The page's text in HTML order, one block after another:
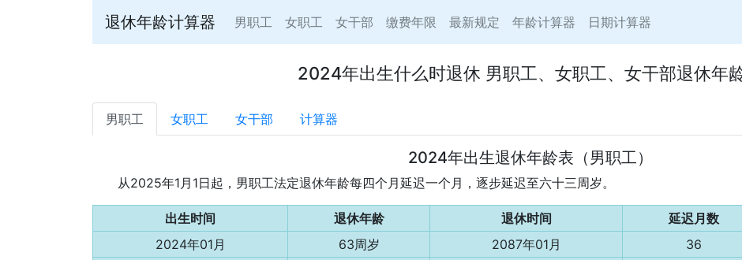
退休年龄计算器 男职工 女职工 女干部 缴费年限 最新规定 年龄计算器 日期计算器
2024年出生什么时退休 男职工、女职工、女干部退休年
男职工 女职工 女干部 计算器
2024年出生退休年龄表（男职工）
从2025年1月1日起，男职工法定退休年龄每四个月延迟一个月，逐步延迟至六十三周岁。
出生时间 退休年龄 退休时间 延迟月数
2024年01月
63周岁 2087年01月 36